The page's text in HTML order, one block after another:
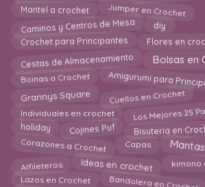
Mantel a crochet Jumper en Crochet
Caminos y Centros de Mesa diy
Crochet para Principantes Flores en
Cestas de Almacenamiento Bolsas en
Boinas a Crochet Amigurumi para
Grannys Square Cuellos en Crochet
Individuales en crochet Los Mejores 25
holiday Cojines Puf Bisutería en
Corazones a Crochet Capas
Alfileteros Ideas en crochet kimono
Lazos en Crochet Bandolera en Crochet